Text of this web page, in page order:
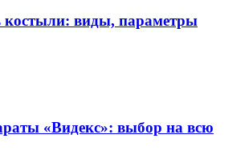
костыли: виды, параметры
«Видекс»: выбор на всю